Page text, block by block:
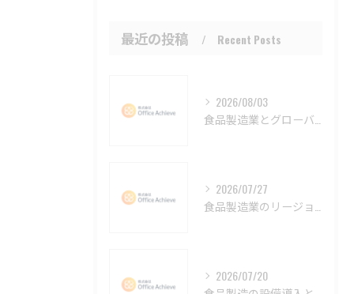
最近の投稿 Recent Posts
2026/08/03
2026/07/27
2026/07/20